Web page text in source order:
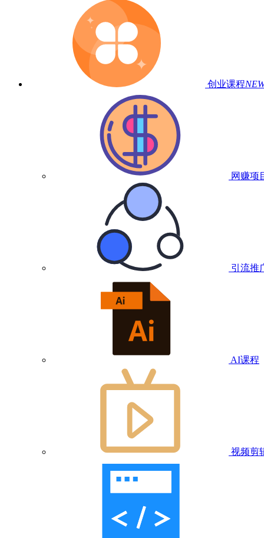
创业课程
网赚项
引流推
AI课程
视频剪